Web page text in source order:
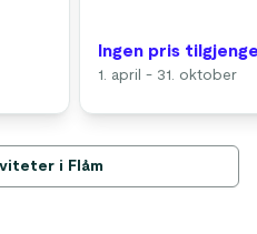
Ingen pris
1. april - 31. oktober
i Flåm